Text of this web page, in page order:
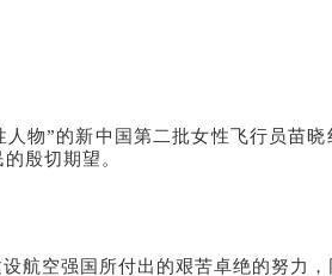
物”的新中国第二批女性飞行员苗
殷切期望。
空强国所付出的艰苦卓绝的努力，